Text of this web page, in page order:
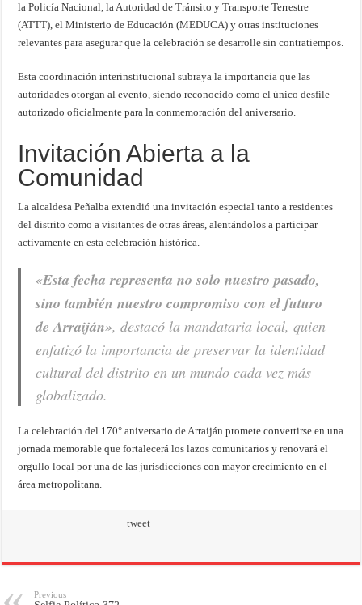
la Policía Nacional, la Autoridad de Tránsito y Transporte Terrestre
(ATTT), el Ministerio de Educación (MEDUCA) y otras instituciones
relevantes para asegurar que la celebración se desarrolle sin contratiempos.
Esta coordinación interinstitucional subraya la importancia que las
autoridades otorgan al evento, siendo reconocido como el único desfile
autorizado oficialmente para la conmemoración del aniversario.
Invitación Abierta a la
Comunidad
La alcaldesa Peñalba extendió una invitación especial tanto a residentes
del distrito como a visitantes de otras áreas, alentándolos a participar
activamente en esta celebración histórica.
«Esta fecha representa no solo nuestro pasado,
sino también nuestro compromiso con el futuro
de Arraiján», destacó la mandataria local, quien
enfatizó la importancia de preservar la identidad
cultural del distrito en un mundo cada vez más
globalizado.
La celebración del 170° aniversario de Arraiján promete convertirse en una
jornada memorable que fortalecerá los lazos comunitarios y renovará el
orgullo local por una de las jurisdicciones con mayor crecimiento en el
área metropolitana.
tweet
Previous